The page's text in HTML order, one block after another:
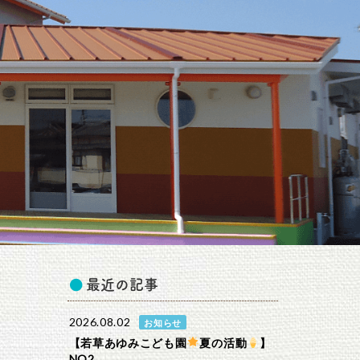
最近の記事
2026.08.02 お知らせ
【若草あゆみこども園 夏の活動
】